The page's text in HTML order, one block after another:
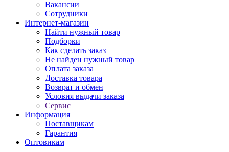
Вакансии
Сотрудники
Интернет-магазин
Найти нужный товар
Подборки
Как сделать заказ
Не найден нужный товар
Оплата заказа
Доставка товара
Возврат и обмен
Условия выдачи заказа
Сервис
Информация
Поставщикам
Гарантия
Оптовикам